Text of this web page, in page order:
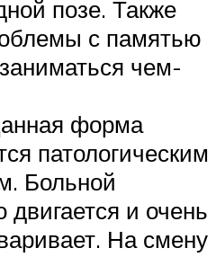
позе. Также
с памятью
чем-
форма
патологическим
Больной
двигается и очень
На смену